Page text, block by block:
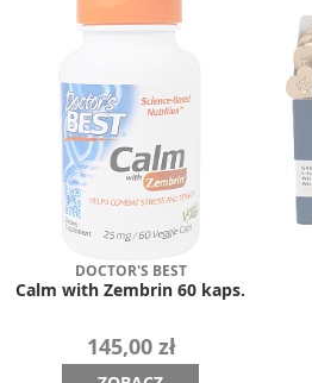
DOCTOR'S BEST
Calm with Zembrin 60 kaps.
145,00 zł